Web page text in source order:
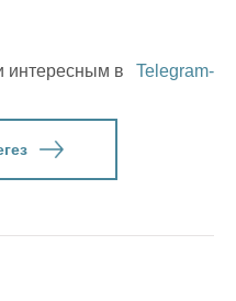
интересным в
Telegram-